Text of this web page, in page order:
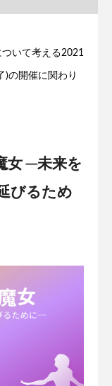
いて考える2021
)の開催に関わり
女 ─未来を
びるため